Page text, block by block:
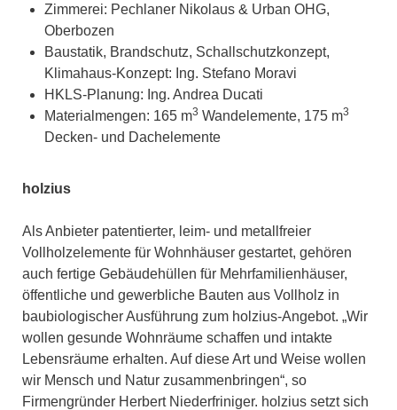
Zimmerei: Pechlaner Nikolaus & Urban OHG,
Oberbozen
Baustatik, Brandschutz, Schallschutzkonzept,
Klimahaus-Konzept: Ing. Stefano Moravi
HKLS-Planung: Ing. Andrea Ducati
Materialmengen: 165 m3 Wandelemente, 175 m3
Decken- und Dachelemente
holzius
Als Anbieter patentierter, leim- und metallfreier
Vollholzelemente für Wohnhäuser gestartet, gehören
auch fertige Gebäudehüllen für Mehrfamilienhäuser,
öffentliche und gewerbliche Bauten aus Vollholz in
baubiologischer Ausführung zum holzius-Angebot. „Wir
wollen gesunde Wohnräume schaffen und intakte
Lebensräume erhalten. Auf diese Art und Weise wollen
wir Mensch und Natur zusammenbringen“, so
Firmengründer Herbert Niederfriniger. holzius setzt sich